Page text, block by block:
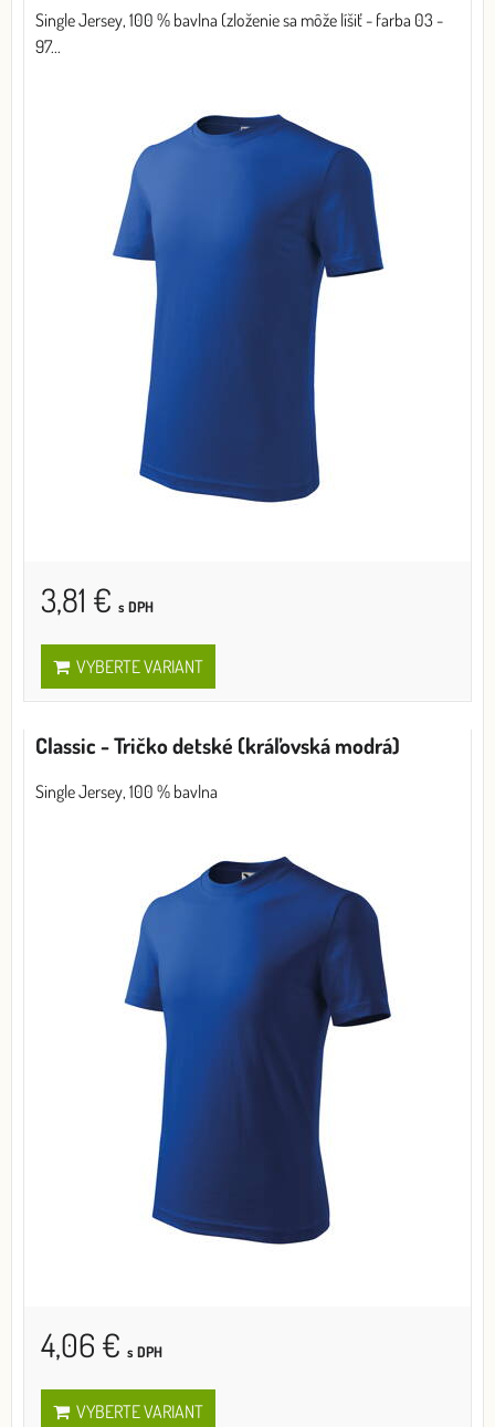
Single Jersey, 100 % bavlna (zloženie sa môže líšiť - farba 03 -
97...
3,81 € s DPH
VYBERTE VARIANT
Classic - Tričko detské (kráľovská modrá)
Single Jersey, 100 % bavlna
4,06 € s DPH
VYBERTE VARIANT